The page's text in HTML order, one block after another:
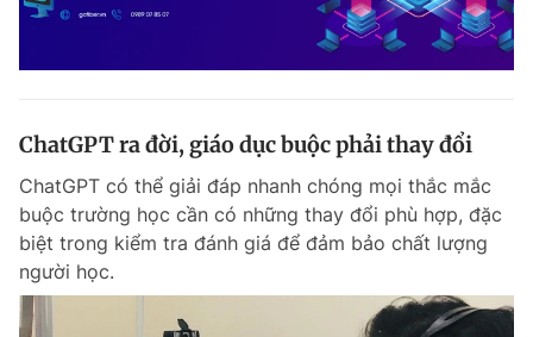
ChatGPT ra đời, giáo dục buộc phải thay đổi
ChatGPT có thể giải đáp nhanh chóng mọi thắc mắc
buộc trường học cần có những thay đổi phù hợp, đặc
biệt trong kiểm tra đánh giá để đảm bảo chất lượng
người học.